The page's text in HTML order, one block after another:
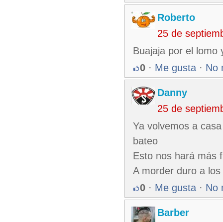
Roberto
25 de
Buajaja por el lomo
0 · Me gusta · No
Danny
25 de
Ya volvemos a
bateo
Esto nos hará más
A morder duro a
0 · Me gusta · No
Barber